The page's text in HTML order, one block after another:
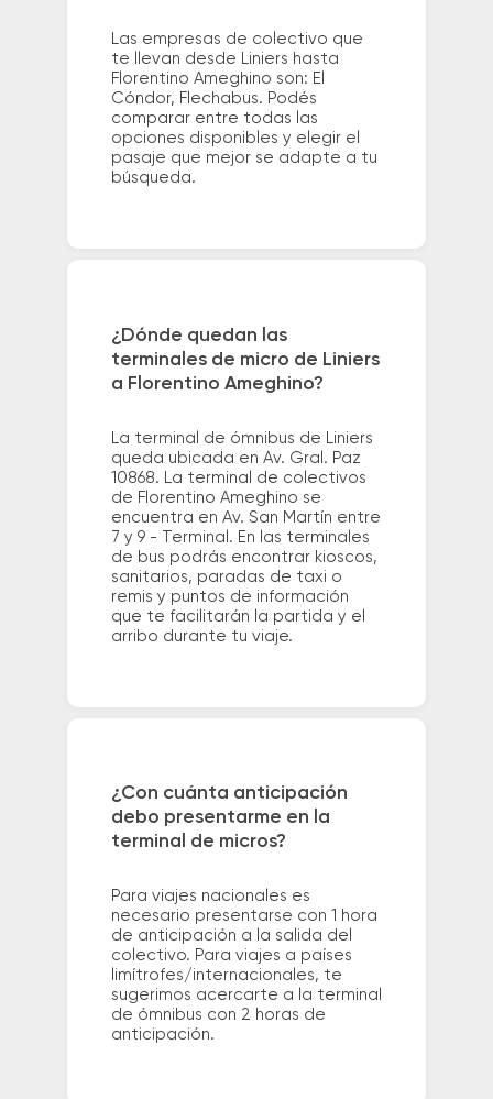
Las empresas de colectivo que
te llevan desde Liniers hasta
Florentino Ameghino son: El
Cóndor, Flechabus. Podés
comparar entre todas las
opciones disponibles y elegir el
pasaje que mejor se adapte a tu
búsqueda.
¿Dónde quedan las
terminales de micro de Liniers
a Florentino Ameghino?
La terminal de ómnibus de Liniers
queda ubicada en Av. Gral. Paz
10868. La terminal de colectivos
de Florentino Ameghino se
encuentra en Av. San Martín entre
7 y 9 - Terminal. En las terminales
de bus podrás encontrar kioscos,
sanitarios, paradas de taxi o
remis y puntos de información
que te facilitarán la partida y el
arribo durante tu viaje.
¿Con cuánta anticipación
debo presentarme en la
terminal de micros?
Para viajes nacionales es
necesario presentarse con 1 hora
de anticipación a la salida del
colectivo. Para viajes a países
limítrofes/internacionales, te
sugerimos acercarte a la terminal
de ómnibus con 2 horas de
anticipación.